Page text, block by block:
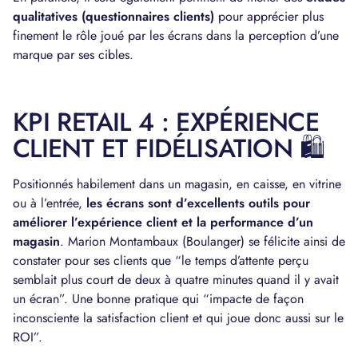
qualitatives (questionnaires clients) pour apprécier plus
finement le rôle joué par les écrans dans la perception d’une
marque par ses cibles.
KPI RETAIL 4 : EXPÉRIENCE
CLIENT ET FIDÉLISATION 🛍️
Positionnés habilement dans un magasin, en caisse, en vitrine
ou à l’entrée, les écrans sont d’excellents outils pour
améliorer l’expérience client et la performance d’un
magasin. Marion Montambaux (Boulanger) se félicite ainsi de
constater pour ses clients que “le temps d’attente perçu
semblait plus court de deux à quatre minutes quand il y avait
un écran”. Une bonne pratique qui “impacte de façon
inconsciente la satisfaction client et qui joue donc aussi sur le
ROI”.